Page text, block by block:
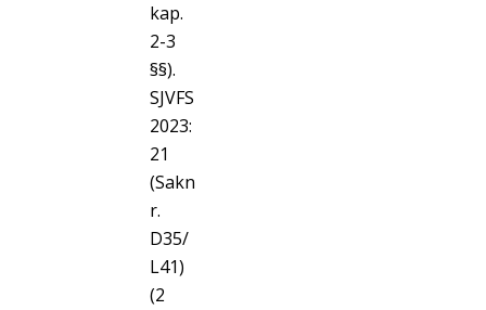
kap.
2-3
§§).
SJVFS
2023:
21
(Sakn
r.
D35/
L41)
(2